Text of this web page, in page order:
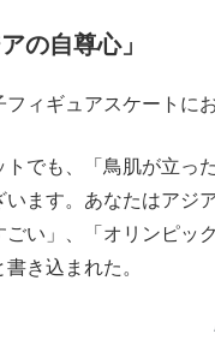
の自尊心」
ィギュアスケートに
でも、「鳥肌が立っ
ます。あなたはアジ
ごい」、「オリンピッ
き込まれた。